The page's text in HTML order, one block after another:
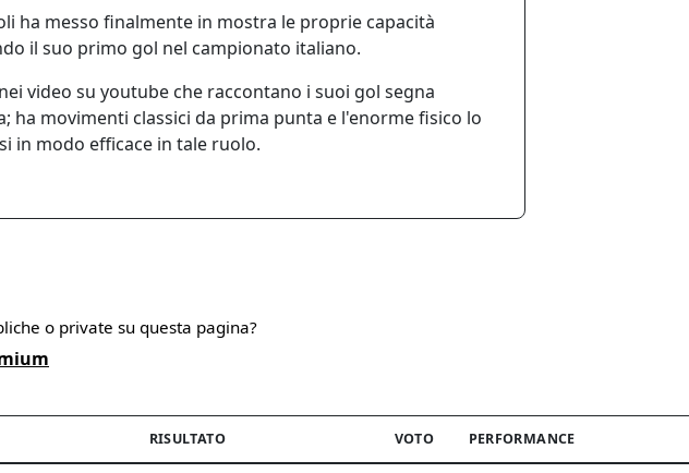
ha messo finalmente in mostra le proprie capacità
il suo primo gol nel campionato italiano.
video su youtube che raccontano i suoi gol segna
ha movimenti classici da prima punta e l'enorme fisico lo
in modo efficace in tale ruolo.
o private su questa pagina?
RISULTATO VOTO PERFORMANCE